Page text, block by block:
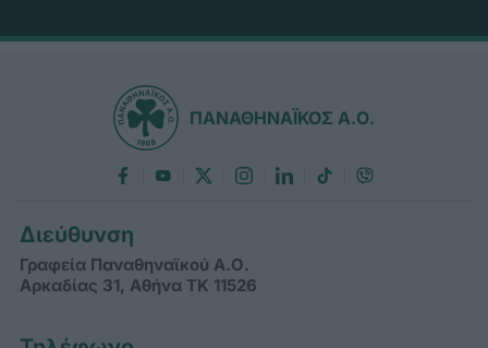
ΠΑΝΑΘΗΝΑΪΚΟΣ Α.Ο.
Διεύθυνση
Γραφεία Παναθηναϊκού Α.Ο.
Αρκαδίας 31, Αθήνα ΤΚ 11526